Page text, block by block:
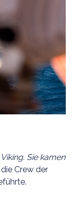
Sie kamen
Crew der